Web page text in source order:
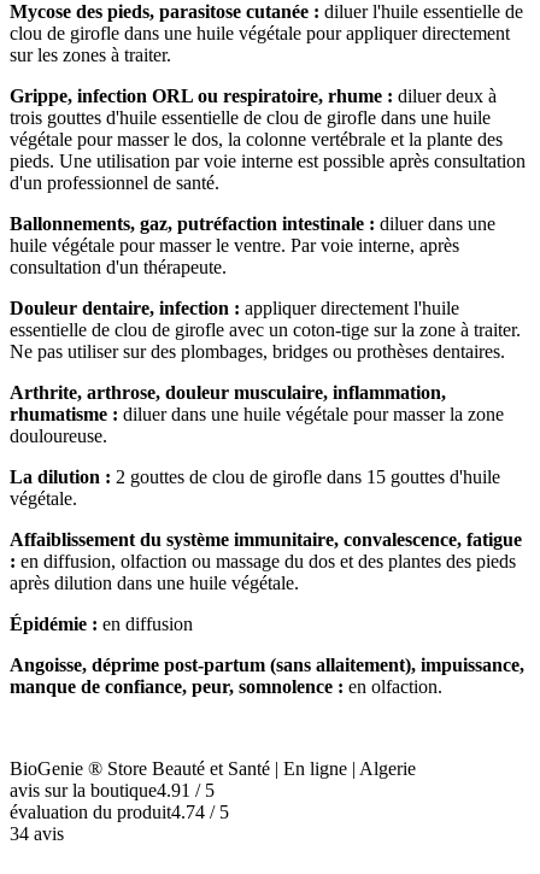
Mycose des pieds, parasitose cutanée : diluer l'huile essentielle de
clou de girofle dans une huile végétale pour appliquer directement
sur les zones à traiter.
Grippe, infection ORL ou respiratoire, rhume : diluer deux à
trois gouttes d'huile essentielle de clou de girofle dans une huile
végétale pour masser le dos, la colonne vertébrale et la plante des
pieds. Une utilisation par voie interne est possible après consultation
d'un professionnel de santé.
Ballonnements, gaz, putréfaction intestinale : diluer dans une
huile végétale pour masser le ventre. Par voie interne, après
consultation d'un thérapeute.
Douleur dentaire, infection : appliquer directement l'huile
essentielle de clou de girofle avec un coton-tige sur la zone à traiter.
Ne pas utiliser sur des plombages, bridges ou prothèses dentaires.
Arthrite, arthrose, douleur musculaire, inflammation,
rhumatisme : diluer dans une huile végétale pour masser la zone
douloureuse.
La dilution : 2 gouttes de clou de girofle dans 15 gouttes d'huile
végétale.
Affaiblissement du système immunitaire, convalescence, fatigue
: en diffusion, olfaction ou massage du dos et des plantes des pieds
après dilution dans une huile végétale.
Épidémie : en diffusion
Angoisse, déprime post-partum (sans allaitement), impuissance,
manque de confiance, peur, somnolence : en olfaction.
BioGenie ® Store Beauté et Santé | En ligne | Algerie
avis sur la boutique4.91 / 5
évaluation du produit4.74 / 5
34 avis